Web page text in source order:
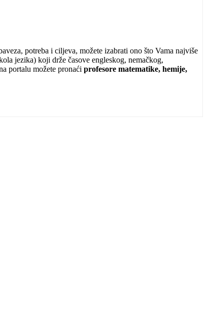
potreba i ciljeva, možete izabrati ono što Vama najviše
jezika) koji drže časove engleskog, nemačkog,
portalu možete pronaći profesore matematike, hemije,